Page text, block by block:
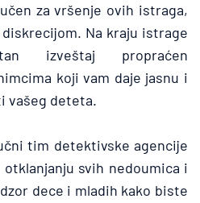
za vršenje ovih istraga,
Na kraju istrage
izveštaj propraćen
koji vam daje jasnu i
vašeg deteta.
tim detektivske agencije
svih nedoumica i
dece i mladih kako biste